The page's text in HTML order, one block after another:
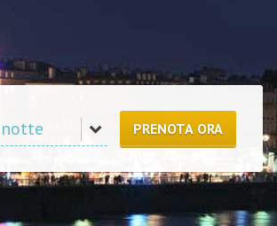
PRENOTA ORA